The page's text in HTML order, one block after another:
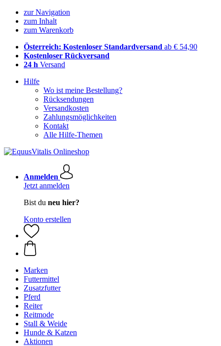
zur Navigation
zum Inhalt
zum Warenkorb
Österreich: Kostenloser Standardversand ab € 54,90
Kostenloser Rückversand
24 h Versand
Hilfe
Wo ist meine Bestellung?
Rücksendungen
Versandkosten
Zahlungsmöglichkeiten
Kontakt
Alle Hilfe-Themen
Anmelden
Jetzt anmelden
Bist du neu hier?
Konto erstellen
Marken
Futtermittel
Zusatzfutter
Pferd
Reiter
Reitmode
Stall & Weide
Hunde & Katzen
Aktionen